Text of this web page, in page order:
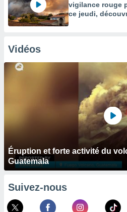
vigilance rouge
ce jeudi,
Vidéos
Éruption et forte activité du
Guatemala
Suivez-nous